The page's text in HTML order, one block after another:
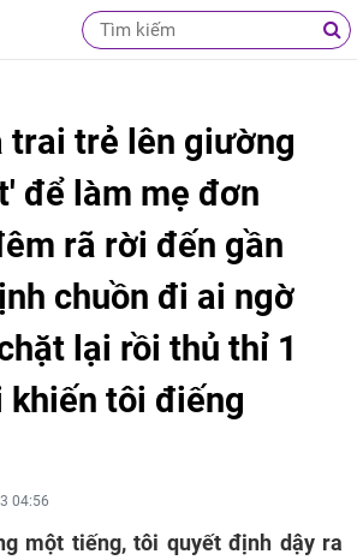
trai trẻ lên giường
để làm mẹ đơn
rã rời đến gần
chuồn đi ai ngờ
lại rồi thủ thỉ 1
khiến tôi điếng
04:56
một tiếng, tôi quyết định dậy ra